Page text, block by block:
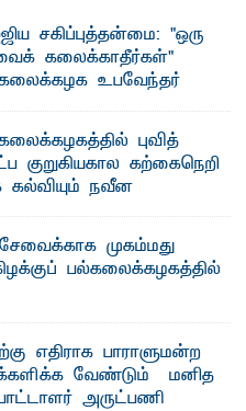
சகிப்புத்தன்மை: "ஒரு
கலைக்காதீர்கள்" –
உபவேந்தர்
கனவு என்னால்
ஒவ்வொரு மாணவரும் ...
புவித்
குறுகியகால கற்கைநெறி
நவீன
கலை மற்றும் கலாசார
...
முகம்மது
பல்கலைக்கழகத்தில்
எதிராக பாராளுமன்ற
வேண்டும் – மனித
அருட்பணி